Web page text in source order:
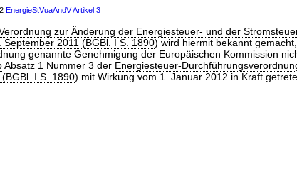
EnergieStVuaÄndVArtikel 3
zur Änderung der Energiesteuer- und der
September 2011 (BGBl. I S. 1890) wird hiermit bekannt
genannte Genehmigung der Europäischen Kommission
Absatz 1 Nummer 3 der Energiesteuer-
I S. 1890) mit Wirkung vom 1. Januar 2012 in Kraft